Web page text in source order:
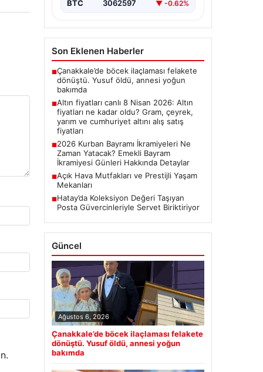
BTC 3062597 ▼ -0.62%
Son Eklenen Haberler
■Çanakkale’de böcek ilaçlaması felakete
dönüştü. Yusuf öldü, annesi yoğun
bakımda
■Altın fiyatları canlı 8 Nisan 2026: Altın
fiyatları ne kadar oldu? Gram, çeyrek,
yarım ve cumhuriyet altını alış satış
fiyatları
■2026 Kurban Bayramı İkramiyeleri Ne
Zaman Yatacak? Emekli Bayram
İkramiyesi Günleri Hakkında Detaylar
■Açık Hava Mutfakları ve Prestijli Yaşam
Mekanları
■Hatay’da Koleksiyon Değeri Taşıyan
Posta Güvercinleriyle Servet Biriktiriyor
Güncel
Ağustos 6, 2026
Çanakkale’de böcek ilaçlaması felakete
dönüştü. Yusuf öldü, annesi yoğun
bakımda